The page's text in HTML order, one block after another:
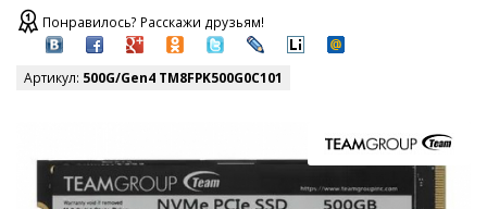
Понравилось? Расскажи друзьям!
Артикул: 500G/Gen4 TM8FPK500G0C101